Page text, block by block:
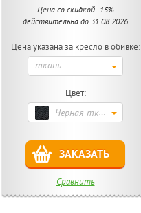
Цена со скидкой -15%
действительна до 31.08.2026
Цена указана за кресло в обивке:
ткань
Цвет:
Черная ткань (сиденье)
ЗАКАЗАТЬ
Сравнить